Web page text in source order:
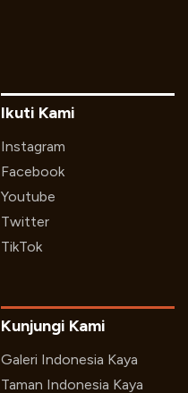
Ikuti Kami
Instagram
Facebook
Youtube
Twitter
TikTok
Kunjungi Kami
Galeri Indonesia Kaya
Taman Indonesia Kaya